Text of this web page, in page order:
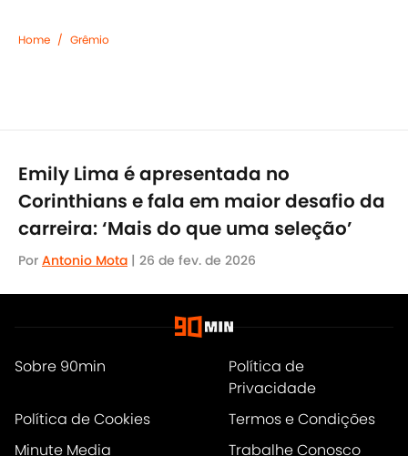
Home / Grêmio
Emily Lima é apresentada no
Corinthians e fala em maior desafio da
carreira: ‘Mais do que uma seleção’
Por Antonio Mota | 26 de fev. de 2026
Sobre 90min
Política de
Privacidade
Política de Cookies
Termos e Condições
Minute Media
Trabalhe Conosco